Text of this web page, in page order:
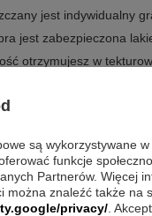
jest indywidualny
jest zabezpieczona
otrzymujesz w
grawerem?
motywu z solidnym
łączy aluminiowe
kolory podkreślają detal
są wykorzystywane
funkcje
Partnerów. Więcej
można znaleźć także na
privacy/ .